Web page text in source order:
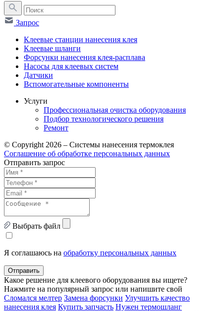
Запрос
Клеевые станции нанесения клея
Клеевые шланги
Форсунки нанесения клея-расплава
Насосы для клеевых систем
Датчики
Вспомогательные компоненты
Услуги
Профессиональная очистка оборудования
Подбор технологического решения
Ремонт
© Copyright 2026 – Системы нанесения термоклея
Соглашение об обработке персональных данных
Отправить запрос
Выбрать файл
Я соглашаюсь на обработку персональных данных
Отправить
Какое решение для клеевого оборудования вы ищете?
Нажмите на популярный запрос или напишите свой
Сломался мелтер Замена форсунки Улучшить качество
нанесения клея Купить запчасть Нужен термошланг